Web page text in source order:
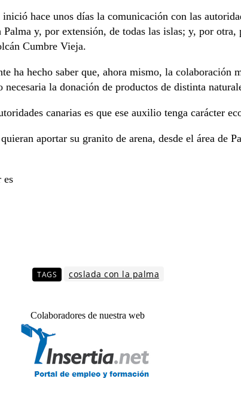
hace unos días la comunicación con las
y, por extensión, de todas las islas; y, por
Cumbre Vieja.
ha hecho saber que, ahora mismo, la
la donación de productos de distinta
canarias es que ese auxilio tenga carácter
aportar su granito de arena, desde el área de
es
TAGS coslada con la palma
Colaboradores de nuestra web